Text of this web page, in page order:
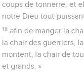
coups de tonnerre, et
notre Dieu tout-
18 afin de manger la
la chair des guerriers,
montent, la chair de
et grands. »